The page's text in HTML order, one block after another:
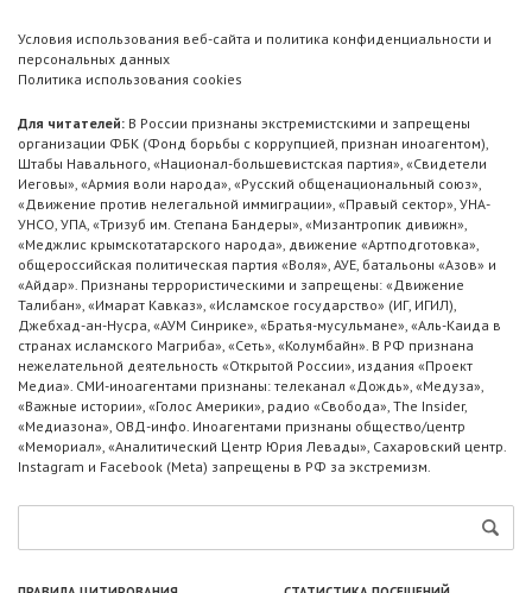
Условия использования веб-сайта и политика конфиденциальности и
персональных данных
Политика использования cookies
Для читателей: В России признаны экстремистскими и запрещены
организации ФБК (Фонд борьбы с коррупцией, признан иноагентом),
Штабы Навального, «Национал-большевистская партия», «Свидетели
Иеговы», «Армия воли народа», «Русский общенациональный союз»,
«Движение против нелегальной иммиграции», «Правый сектор», УНА-
УНСО, УПА, «Тризуб им. Степана Бандеры», «Мизантропик дивижн»,
«Меджлис крымскотатарского народа», движение «Артподготовка»,
общероссийская политическая партия «Воля», АУЕ, батальоны «Азов» и
«Айдар». Признаны террористическими и запрещены: «Движение
Талибан», «Имарат Кавказ», «Исламское государство» (ИГ, ИГИЛ),
Джебхад-ан-Нусра, «АУМ Синрике», «Братья-мусульмане», «Аль-Каида в
странах исламского Магриба», «Сеть», «Колумбайн». В РФ признана
нежелательной деятельность «Открытой России», издания «Проект
Медиа». СМИ-иноагентами признаны: телеканал «Дождь», «Медуза»,
«Важные истории», «Голос Америки», радио «Свобода», The Insider,
«Медиазона», ОВД-инфо. Иноагентами признаны общество/центр
«Мемориал», «Аналитический Центр Юрия Левады», Сахаровский центр.
Instagram и Facebook (Metа) запрещены в РФ за экстремизм.